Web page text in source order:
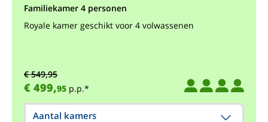
Familiekamer 4 personen
Royale kamer geschikt voor 4 volwassenen
€ 549,95
€ 499,95 p.p.*
Aantal kamers